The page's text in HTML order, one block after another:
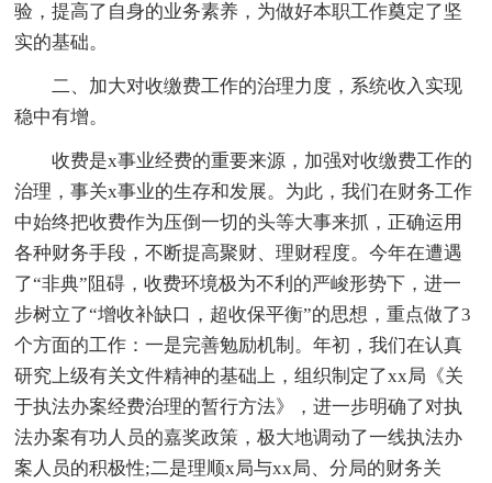
验，提高了自身的业务素养，为做好本职工作奠定了坚
实的基础。
二、加大对收缴费工作的治理力度，系统收入实现
稳中有增。
收费是x事业经费的重要来源，加强对收缴费工作的
治理，事关x事业的生存和发展。为此，我们在财务工作
中始终把收费作为压倒一切的头等大事来抓，正确运用
各种财务手段，不断提高聚财、理财程度。今年在遭遇
了“非典”阻碍，收费环境极为不利的严峻形势下，进一
步树立了“增收补缺口，超收保平衡”的思想，重点做了3
个方面的工作：一是完善勉励机制。年初，我们在认真
研究上级有关文件精神的基础上，组织制定了xx局《关
于执法办案经费治理的暂行方法》，进一步明确了对执
法办案有功人员的嘉奖政策，极大地调动了一线执法办
案人员的积极性;二是理顺x局与xx局、分局的财务关